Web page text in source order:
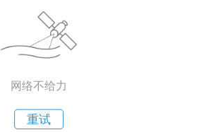
网络不给力
重试